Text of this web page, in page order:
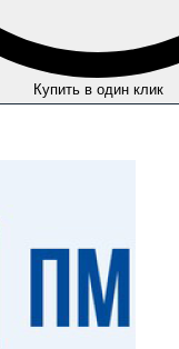
Купить в один клик